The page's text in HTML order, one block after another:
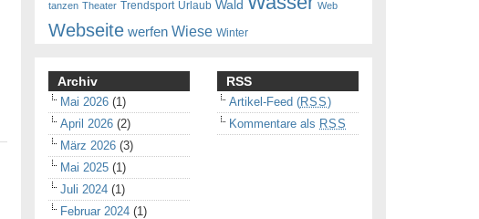
tanzen Theater Trendsport Urlaub Wald Web
Webseite werfen Wiese Winter
Archiv
Mai 2026 (1)
April 2026 (2)
März 2026 (3)
Mai 2025 (1)
Juli 2024 (1)
Februar 2024 (1)
RSS
Artikel-Feed (RSS)
Kommentare als RSS